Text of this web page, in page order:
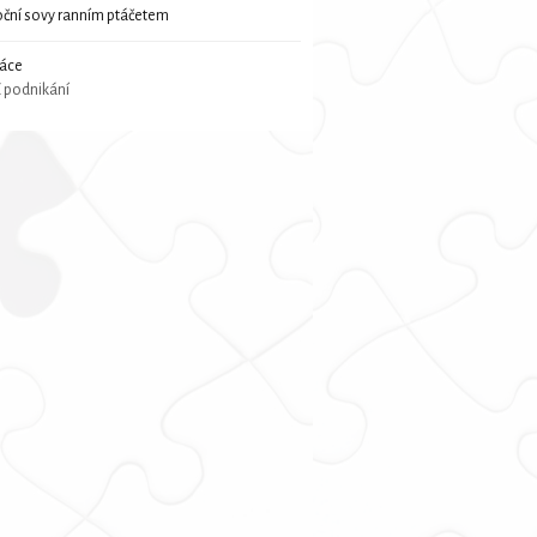
sovy ranním ptáčetem
podnikání